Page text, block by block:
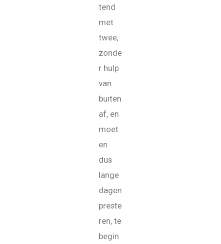
tend
met
twee,
zonde
r hulp
van
buiten
af, en
moet
en
dus
lange
dagen
preste
ren, te
begin